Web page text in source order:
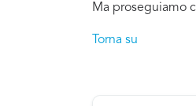
Ma proseguiamo
Torna su